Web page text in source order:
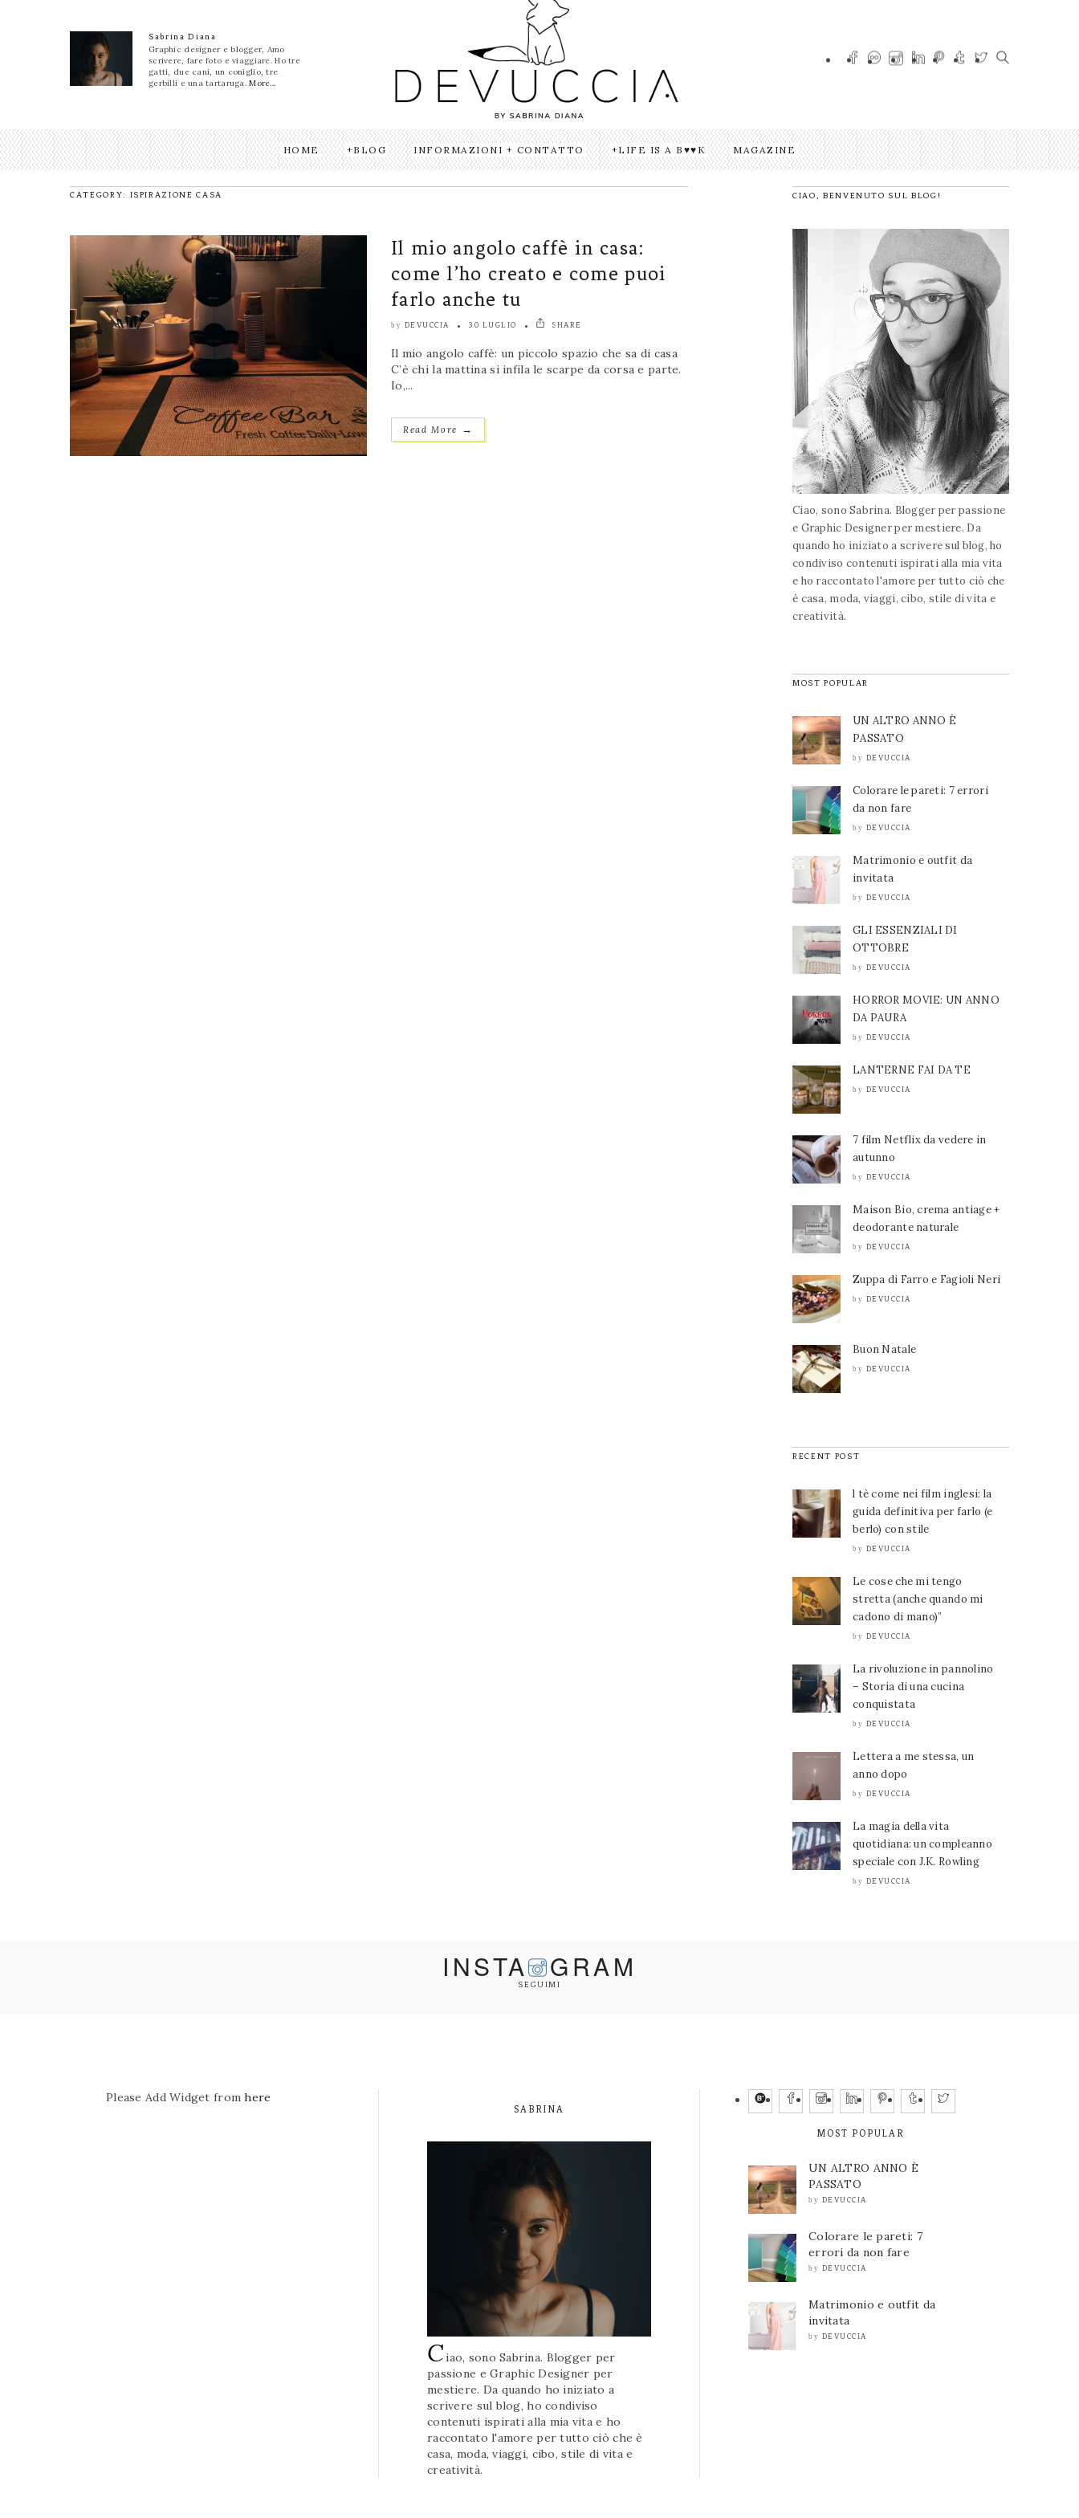
Sabrina Diana
Graphic designer e blogger, Amo
scrivere, fare foto e viaggiare. Ho tre
gatti, due cani, un coniglio, tre
gerbilli e una tartaruga.More...
HOME BLOG INFORMAZIONI + CONTATTO LIFE IS A B♥♥K MAGAZINE
CATEGORY: ISPIRAZIONE CASA
Il mio angolo caffè in casa:
come l’ho creato e come puoi
farlo anche tu
by DEVUCCIA 30 LUGLIO SHARE
Il mio angolo caffè: un piccolo spazio che sa di casa
C’è chi la mattina si infila le scarpe da corsa e parte.
Io,...
Read More →
CIAO, BENVENUTO SUL BLOG!
Ciao, sono Sabrina. Blogger per passione
e Graphic Designer per mestiere. Da
quando ho iniziato a scrivere sul blog, ho
condiviso contenuti ispirati alla mia vita
e ho raccontato l'amore per tutto ciò che
è casa, moda, viaggi, cibo, stile di vita e
creatività.
MOST POPULAR
UN ALTRO ANNO È
PASSATO
by DEVUCCIA
Colorare le pareti: 7 errori
da non fare
by DEVUCCIA
Matrimonio e outfit da
invitata
by DEVUCCIA
GLI ESSENZIALI DI
OTTOBRE
by DEVUCCIA
HORROR MOVIE: UN ANNO
DA PAURA
by DEVUCCIA
LANTERNE FAI DA TE
by DEVUCCIA
7 film Netflix da vedere in
autunno
by DEVUCCIA
Maison Bio, crema antiage +
deodorante naturale
by DEVUCCIA
Zuppa di Farro e Fagioli Neri
by DEVUCCIA
Buon Natale
by DEVUCCIA
RECENT POST
l tè come nei film inglesi: la
guida definitiva per farlo (e
berlo) con stile
by DEVUCCIA
Le cose che mi tengo
stretta (anche quando mi
cadono di mano)”
by DEVUCCIA
La rivoluzione in pannolino
– Storia di una cucina
conquistata
by DEVUCCIA
Lettera a me stessa, un
anno dopo
by DEVUCCIA
La magia della vita
quotidiana: un compleanno
speciale con J.K. Rowling
by DEVUCCIA
INSTA GRAM
SEGUIMI
Please Add Widget fromhere
SABRINA
Ciao, sono Sabrina. Blogger per
passione e Graphic Designer per
mestiere. Da quando ho iniziato a
scrivere sul blog, ho condiviso
contenuti ispirati alla mia vita e ho
raccontato l'amore per tutto ciò che è
casa, moda, viaggi, cibo, stile di vita e
creatività.
MOST POPULAR
UN ALTRO ANNO È
PASSATO
by DEVUCCIA
Colorare le pareti: 7
errori da non fare
by DEVUCCIA
Matrimonio e outfit da
invitata
by DEVUCCIA